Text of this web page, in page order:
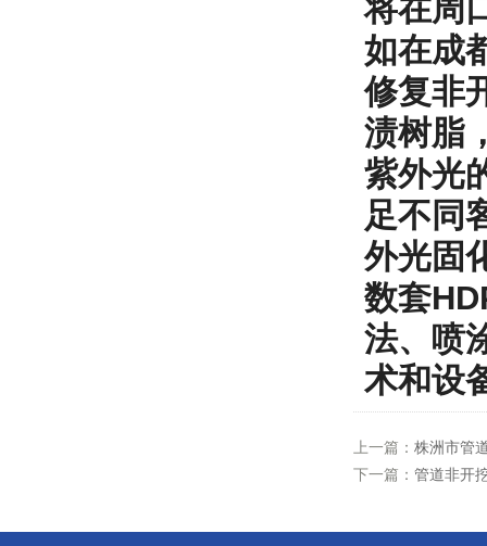
将在周
如在成
修复非
渍树脂
紫外光
足不同
外光固
数套
法、喷
术和设
上一篇： 株洲市管
下一篇： 管道非开